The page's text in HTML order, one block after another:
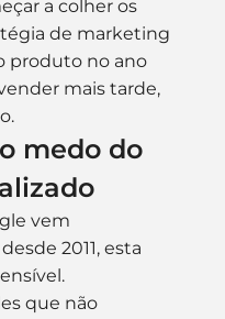
a colher os
de marketing
produto no ano
mais tarde,
medo do
vem
2011, esta
que não